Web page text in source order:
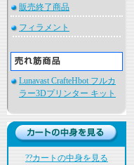
販売終了商品
フィラメント
Lunavast CrafteHbot フルカ
ラー3Dプリンター キット
??カートの中身を見る